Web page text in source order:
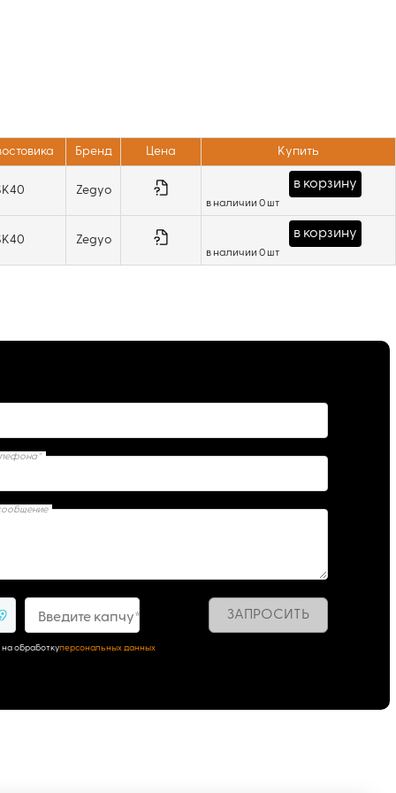
Бренд Цена Купить
Zegyo в корзину
в наличии 0 шт
Zegyo в корзину
в наличии 0 шт
Введите капчу* ЗАПРОСИТЬ
на обработкуперсональных данных